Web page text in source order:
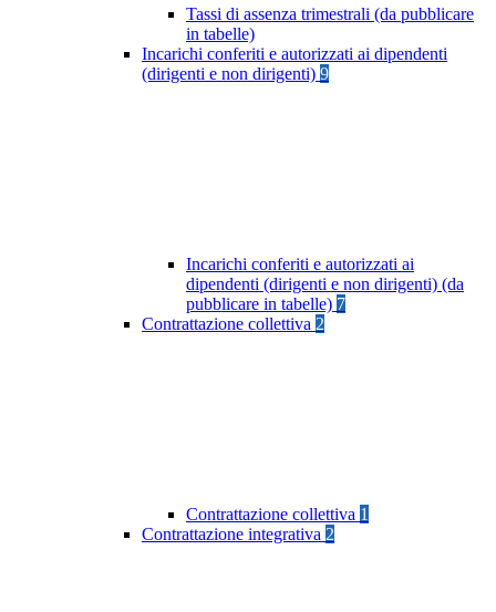
Tassi di assenza trimestrali (da pubblicare
in tabelle)
Incarichi conferiti e autorizzati ai dipendenti
(dirigenti e non dirigenti) 9
Incarichi conferiti e autorizzati ai
dipendenti (dirigenti e non dirigenti) (da
pubblicare in tabelle) 7
Contrattazione collettiva 2
Contrattazione collettiva 1
Contrattazione integrativa 2